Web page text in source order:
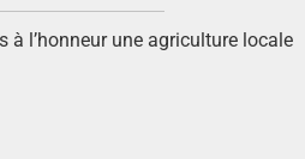
à l’honneur une agriculture locale